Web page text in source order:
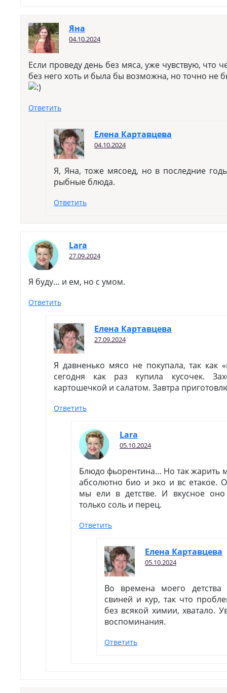
Яна
04.10.2024
Если проведу день без мяса, уже чувствую, что
без него хоть и была бы возможна, но точно не
Ответить
Елена Картавцева
04.10.2024
Я, Яна, тоже мясоед, но в последние
рыбные блюда.
Ответить
Lara
27.09.2024
Я буду… и ем, но с умом.
Ответить
Елена Картавцева
27.09.2024
Я давненько мясо не покупала, так как
сегодня как раз купила кусочек.
картошечкой и салатом. Завтра
Ответить
Lara
05.10.2024
Блюдо фьорентина… Но так жарить
абсолютно био и эко и вс етакое.
мы ели в детстве. И вкусное
только соль и перец.
Ответить
Елена Картавцева
05.10.2024
Во времена моего детства
свиней и кур, так что
без всякой химии, хватало.
воспоминания.
Ответить